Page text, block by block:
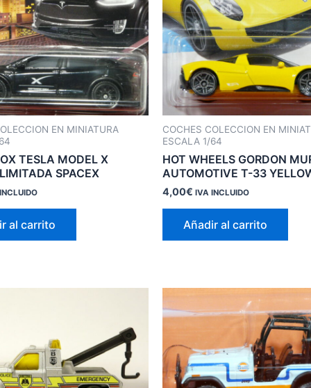
EN MINIATURA
TESLA MODEL X
SPACEX
al carrito
COCHES COLECCION EN
ESCALA 1/64
HOT WHEELS GORDON
AUTOMOTIVE T-33
4,00€ IVA INCLUIDO
Añadir al carrito